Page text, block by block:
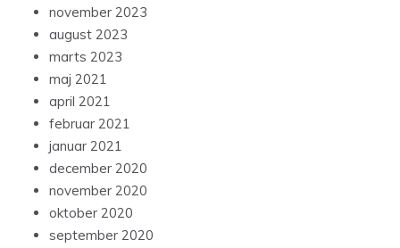
november 2023
august 2023
marts 2023
maj 2021
april 2021
februar 2021
januar 2021
december 2020
november 2020
oktober 2020
september 2020